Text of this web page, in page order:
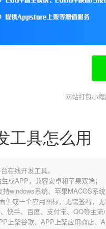
网站打包小
工具怎么用
在线开发工具。
成APP，兼容安卓和苹果双端；
windows系统、苹果MACOS系统
成一个应用图标，无需签名，无
快手、百度、支付宝、QQ等主流
上架谷歌、APP上架应用商店、